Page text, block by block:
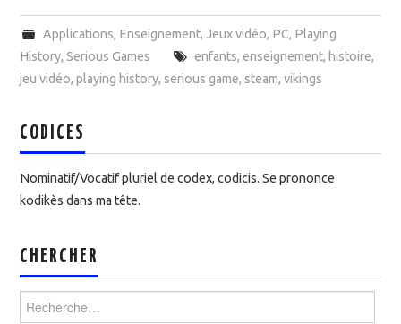
Applications, Enseignement, Jeux vidéo, PC, Playing
History, Serious Games enfants, enseignement, histoire,
jeu vidéo,playing history, serious game, steam,vikings
CODICES
Nominatif/Vocatif pluriel de codex, codicis. Se prononce
kodikès dans ma tête.
CHERCHER
Rechercher :